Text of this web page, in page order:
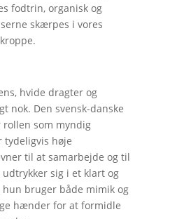
fodtrin, organisk og
skærpes i vores
hvide dragter og
nok. Den svensk-danske
som myndig
tydeligvis høje
til at samarbejde og til
sig i et klart og
bruger både mimik og
hænder for at formidle